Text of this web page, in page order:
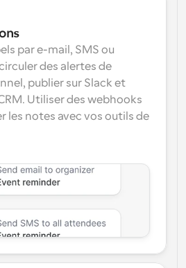
par e-mail, SMS ou
des alertes de
publier sur Slack et
Utiliser des webhooks
les notes avec vos outils de